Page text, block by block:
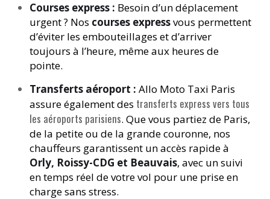
Courses express : Besoin d’un déplacement
urgent ? Nos courses expressvous permettent
d’éviter les embouteillages et d’arriver
toujours à l’heure, même aux heures de
pointe.
Transferts aéroport : Allo Moto Taxi Paris
assure également des transferts express vers tous
les aéroports parisiens. Que vous partiez de Paris,
de la petite ou de la grande couronne, nos
chauffeurs garantissent un accès rapide à
Orly, Roissy-CDG et Beauvais, avec un suivi
en temps réel de votre vol pour une prise en
charge sans stress.